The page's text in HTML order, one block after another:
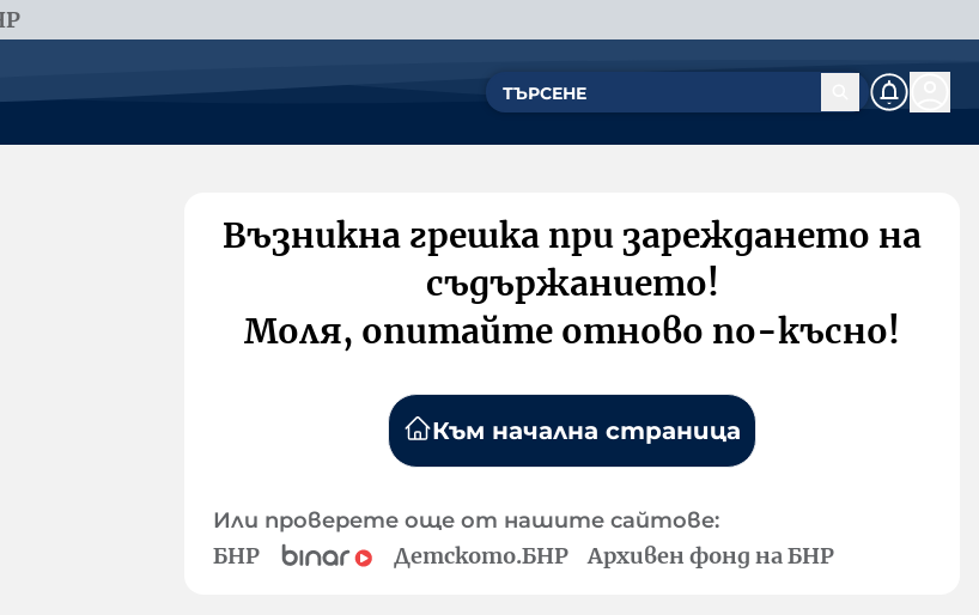
Възникна грешка при зареждането на
съдържанието!
Моля, опитайте отново по-късно!
Към начална страница
Или проверете още от нашите сайтове:
БНР Детското.БНР Архивен фонд на БНР